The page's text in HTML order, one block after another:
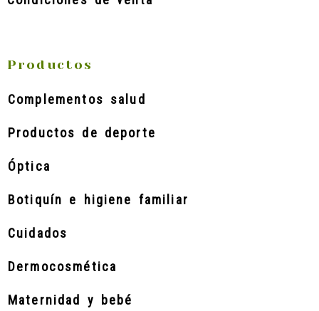
Productos
Complementos salud
Productos de deporte
Óptica
Botiquín e higiene familiar
Cuidados
Dermocosmética
Maternidad y bebé